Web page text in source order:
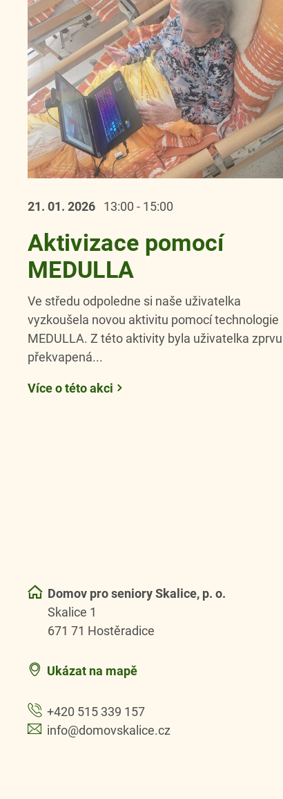
21. 01. 2026 13:00 - 15:00
Aktivizace pomocí
MEDULLA
Ve středu odpoledne si naše uživatelka
vyzkoušela novou aktivitu pomocí technologie
MEDULLA. Z této aktivity byla uživatelka zprvu
překvapená...
Více o této akci
Domov pro seniory Skalice, p. o.
Skalice 1
671 71 Hostěradice
Ukázat na mapě
+420 515 339 157
info@domovskalice.cz